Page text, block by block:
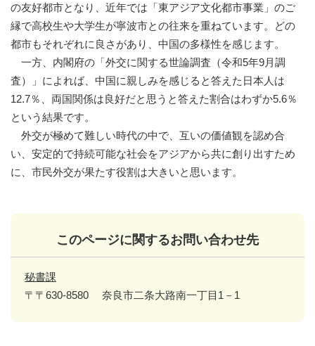
の友好都市となり、近年では「東アジア文化都市事業」のご
縁で高校生や大学生が寧波市との往来を重ねています。どの
都市もそれぞれに良さがあり、中国の多様性を感じます。
一方、内閣府の「外交に関する世論調査（令和5年9月調
査）」によれば、中国に親しみを感じると答えた日本人は
12.7％、両国関係は良好だと思うと答えた割合はわずか5.6％
という結果です。
外交が極めて難しい時代の中で、互いの価値観を認め合
い、安定的で持続可能な社会をアジアから共に創り出すため
に、市民外交が果たす役割は大きいと思います。
このページに関するお問い合わせ先
秘書課
〒〒630-8580
奈良市二条大路南一丁目1－1